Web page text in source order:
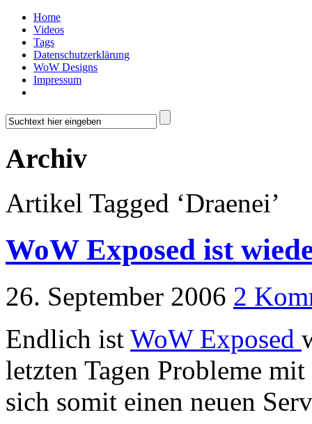
Home
Videos
Tags
Datenschutzerklärung
WoW Designs
Impressum
Archiv
Artikel Tagged ‘Draenei’
WoW Exposed ist
26. September 2006 2
Endlich ist WoW Exposed
letzten Tagen Probleme
sich somit einen neuen